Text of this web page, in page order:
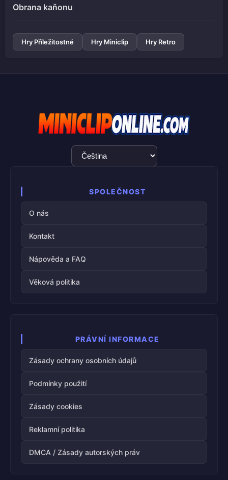
Obrana kaňonu
Hry Příležitostné Hry Miniclip Hry Retro
Výběr
jazyka
SPOLEČNOST
O nás
Kontakt
Nápověda a FAQ
Věková politika
PRÁVNÍ INFORMACE
Zásady ochrany osobních údajů
Podmínky použití
Zásady cookies
Reklamní politika
DMCA / Zásady autorských práv